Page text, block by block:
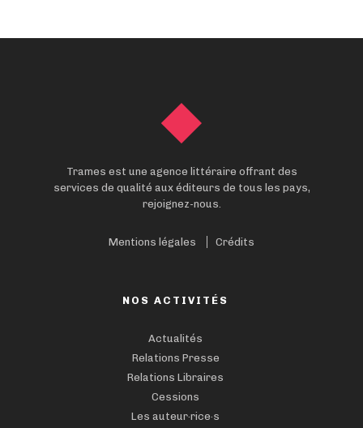
Trames est une agence littéraire offrant des
services de qualité aux éditeurs de tous les pays,
rejoignez-nous.
Mentions légales Crédits
NOS ACTIVITÉS
Actualités
Relations Presse
Relations Libraires
Cessions
Les auteur·rice·s